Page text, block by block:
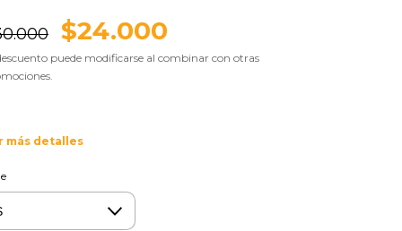
$24.000
puede modificarse al combinar con otras
más detalles